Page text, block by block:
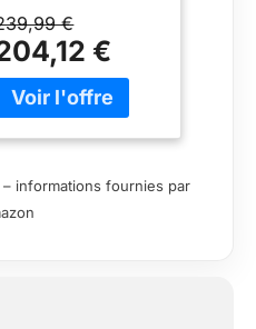
Sans Huile, Air Fry,
Max,
Cuire,
8
Portions, Paniers
AF400EU
:
€
€
informations fournies par